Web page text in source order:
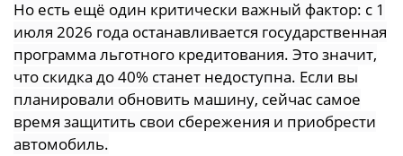
Но есть ещё один критически важный фактор: с 1
июля 2026 года останавливается государственная
программа льготного кредитования. Это значит,
что скидка до 40% станет недоступна. Если вы
планировали обновить машину, сейчас самое
время защитить свои сбережения и приобрести
автомобиль.